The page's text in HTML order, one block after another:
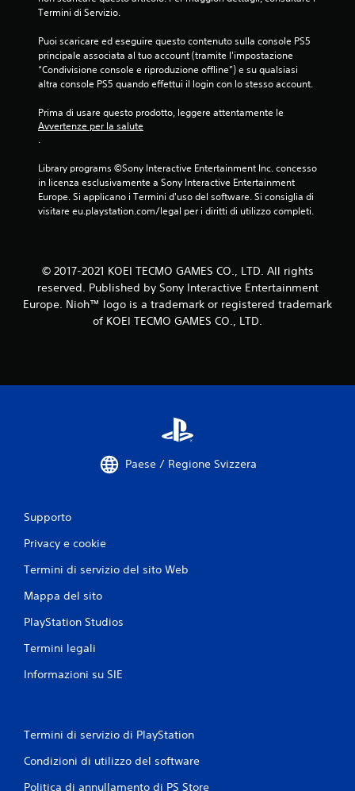
l
u
z
i
i
Termini di Servizio.
Puoi scaricare ed eseguire questo contenuto sulla console PS5
principale associata al tuo account (tramite l'impostazione
“Condivisione console e riproduzione offline”) e su qualsiasi
altra console PS5 quando effettui il login con lo stesso account.
Prima di usare questo prodotto, leggere attentamente le
Avvertenze per la salute
.
Library programs ©Sony Interactive Entertainment Inc. concesso
in licenza esclusivamente a Sony Interactive Entertainment
Europe. Si applicano i Termini d'uso del software. Si consiglia di
visitare eu.playstation.com/legal per i diritti di utilizzo completi.
© 2017-2021 KOEI TECMO GAMES CO., LTD. All rights
reserved. Published by Sony Interactive Entertainment
Europe. Nioh™ logo is a trademark or registered trademark
of KOEI TECMO GAMES CO., LTD.
Paese / Regione Svizzera
Supporto
Privacy e cookie
Termini di servizio del sito Web
Mappa del sito
PlayStation Studios
Termini legali
Informazioni su SIE
Termini di servizio di PlayStation
Condizioni di utilizzo del software
Politica di annullamento di PS Store